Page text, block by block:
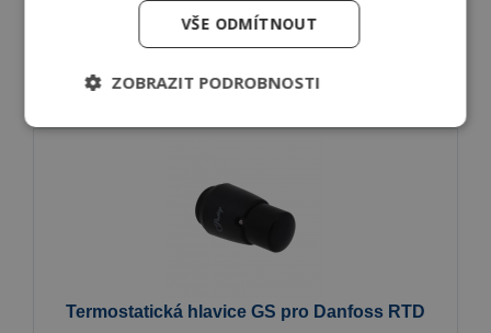
Termostatická hlavice GS pro Danfoss RTD
VŠE ODMÍTNOUT
ZOBRAZIT PODROBNOSTI